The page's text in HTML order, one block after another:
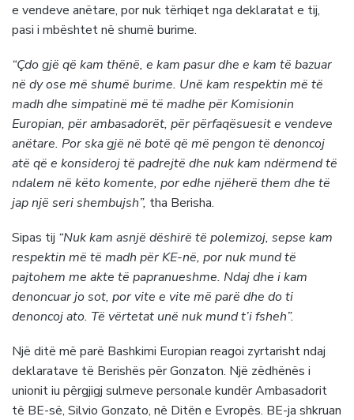
e vendeve anëtare, por nuk tërhiqet nga deklaratat e tij,
pasi i mbështet në shumë burime.
“Çdo gjë që kam thënë, e kam pasur dhe e kam të bazuar
në dy ose më shumë burime. Unë kam respektin më të
madh dhe simpatinë më të madhe për Komisionin
Europian, për ambasadorët, për përfaqësuesit e vendeve
anëtare. Por ska gjë në botë që më pengon të denoncoj
atë që e konsideroj të padrejtë dhe nuk kam ndërmend të
ndalem në këto komente, por edhe njëherë them dhe të
jap një seri shembujsh”, tha Berisha.
Sipas tij “Nuk kam asnjë dëshirë të polemizoj, sepse kam
respektin më të madh për KE-në, por nuk mund të
pajtohem me akte të papranueshme. Ndaj dhe i kam
denoncuar jo sot, por vite e vite më parë dhe do ti
denoncoj ato. Të vërtetat unë nuk mund t’i fsheh”.
Një ditë më parë Bashkimi Europian reagoi zyrtarisht ndaj
deklaratave të Berishës për Gonzaton. Një zëdhënës i
unionit iu përgjigj sulmeve personale kundër Ambasadorit
të BE-së, Silvio Gonzato, në Ditën e Evropës. BE-ja shkruan